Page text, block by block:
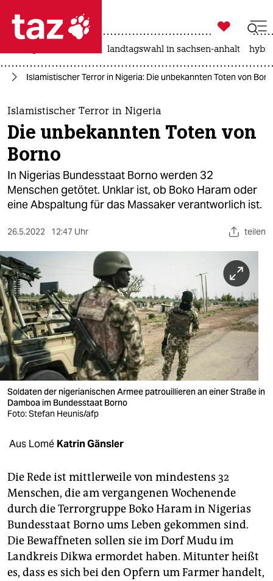
 taz zahl ich
taz zahl ich
themen
politik
öko
gesellschaft
sport
berlin
nord
wahrheit
verlag
verlag
veranstaltungen
unterstützen
abo
genossenschaft
epaper login

taz zahl ich
landtagswahl in sachsen-anhalt
Islamistischer Terror in Nigeria: Die unbekannten Toten von
Islamistischer Terror in Nigeria
Die unbekannten Toten von
Borno
In Nigerias Bundesstaat Borno werden 32
Menschen getötet. Unklar ist, ob Boko Haram oder
eine Abspaltung für das Massaker verantworlich ist.
26.5.2022 12:47 Uhr teilen
Soldaten der nigerianischen Armee patrouillieren an einer Straße in
Damboa im Bundesstaat Borno
Foto: Stefan Heunis/afp
Aus Lomé Katrin Gänsler
Die Rede ist mittlerweile von mindestens 32
Menschen, die am vergangenen Wochenende
durch die Terrorgruppe Boko Haram in Nigerias
Bundesstaat Borno ums Leben gekommen sind.
Die Bewaffneten sollen sie im Dorf Mudu im
Landkreis Dikwa ermordet haben. Mitunter heißt
es, dass es sich bei den Opfern um Farmer handelt,